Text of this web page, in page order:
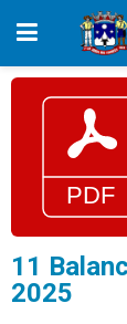
11
2025